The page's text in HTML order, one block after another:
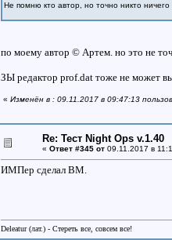
Не помню кто автор, но точно никто
по моему автор © Артем. но это не
ЗЫ редактор prof.dat тоже не может
« Изменён в : 09.11.2017 в 09:47:13
Re: Тест Night Ops v.1.40
« Ответ #345 от09.11.2017 в
ИМПер сделал ВМ.
Deleatur (лат.) - Стереть все, совсем все!